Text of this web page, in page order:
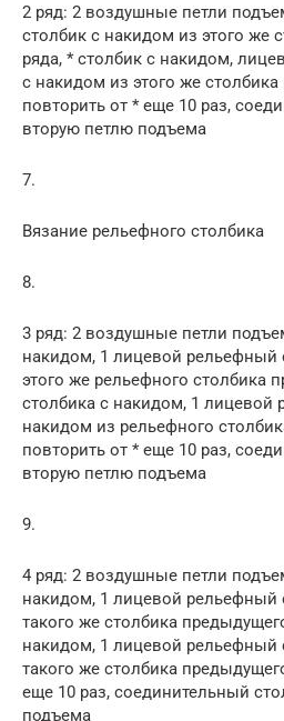
2 ряд: 2 воздушные петли
столбик с накидом из этого же
ряда, * столбик с накидом,
с накидом из этого же
повторить от * еще 10 раз,
вторую петлю подъема
7.
Вязание рельефного столбика
8.
3 ряд: 2 воздушные петли
накидом, 1 лицевой рельефный
этого же рельефного столбика
столбика с накидом, 1 лицевой
накидом из рельефного
повторить от * еще 10 раз,
вторую петлю подъема
9.
4 ряд: 2 воздушные петли
накидом, 1 лицевой рельефный
такого же столбика
накидом, 1 лицевой рельефный
такого же столбика
еще 10 раз, соединительный
подъема